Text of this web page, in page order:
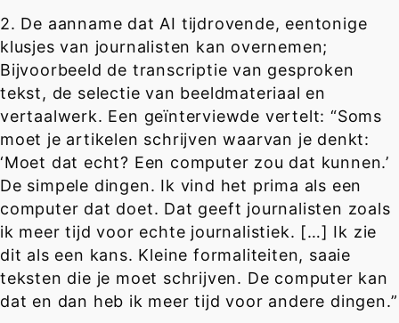
2. De aanname dat AI tijdrovende, eentonige
klusjes van journalisten kan overnemen;
Bijvoorbeeld de transcriptie van gesproken
tekst, de selectie van beeldmateriaal en
vertaalwerk. Een geïnterviewde vertelt: “Soms
moet je artikelen schrijven waarvan je denkt:
‘Moet dat echt? Een computer zou dat kunnen.’
De simpele dingen. Ik vind het prima als een
computer dat doet. Dat geeft journalisten zoals
ik meer tijd voor echte journalistiek. […] Ik zie
dit als een kans. Kleine formaliteiten, saaie
teksten die je moet schrijven. De computer kan
dat en dan heb ik meer tijd voor andere dingen.”